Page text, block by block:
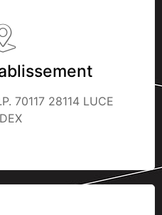
70117 28114 LUCE